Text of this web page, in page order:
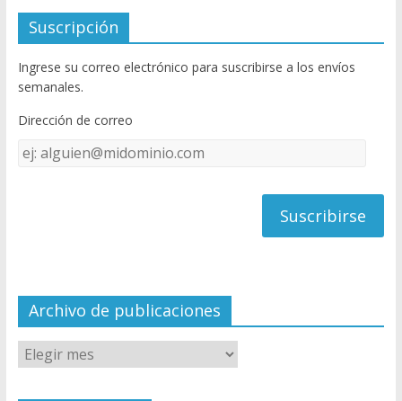
e
b
o
o
k
itt
er
u
T
u
e
C
el
Suscripción
Ingrese su correo electrónico para suscribirse a los envíos
semanales.
Dirección de correo
Dirección
Archivo de publicaciones